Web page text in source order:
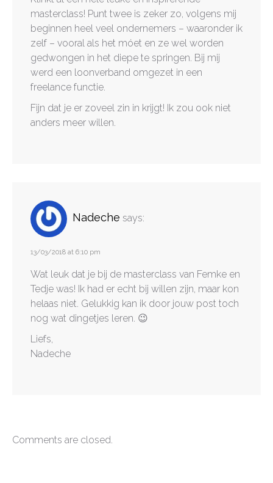
masterclass! Punt twee is zeker zo, volgens mij
beginnen heel veel ondernemers – waaronder ik
zelf – vooral als het móet en ze wel worden
gedwongen in het diepe te springen. Bij mij
werd een loonverband omgezet in een
freelance functie.
Fijn dat je er zoveel zin in krijgt! Ik zou ook niet
anders meer willen.
Nadeche says:
13/03/2018 at 6:10 pm
Wat leuk dat je bij de masterclass van Femke en
Tedje was! Ik had er echt bij willen zijn, maar kon
helaas niet. Gelukkig kan ik door jouw post toch
nog wat dingetjes leren. 😉
Liefs,
Nadeche
Comments are closed.